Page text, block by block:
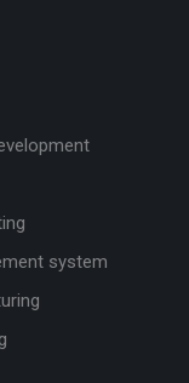
system